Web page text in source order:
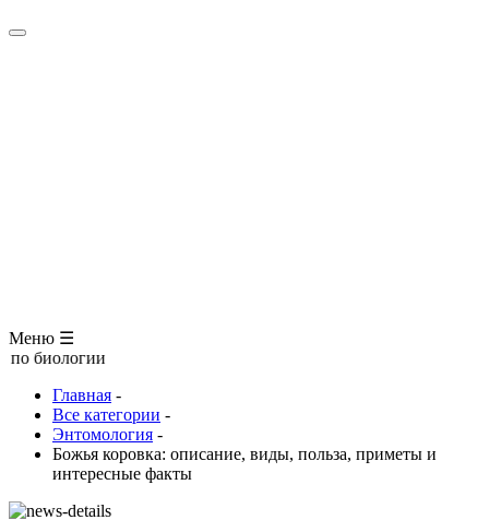
Меню ☰
Главная -
Все категории -
Энтомология -
Божья коровка: описание, виды, польза, приметы и
интересные факты